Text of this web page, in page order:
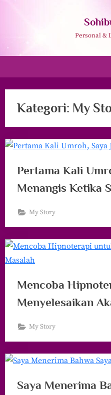
Personal &
Kategori: My
Pertama Kali
Menangis Ketika
My Story
Mencoba
Menyelesaikan
My Story
Saya Menerima